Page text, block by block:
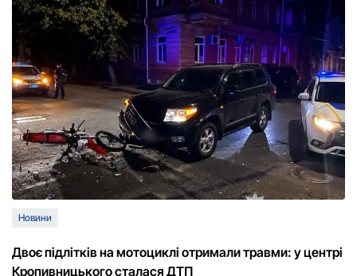
Новини
Двоє підлітків на мотоциклі отримали травми: у центрі
Кропивницького сталася ДТП